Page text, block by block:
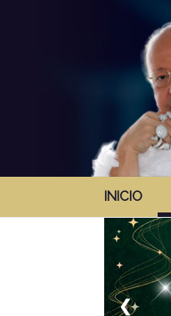
INICIO
❮